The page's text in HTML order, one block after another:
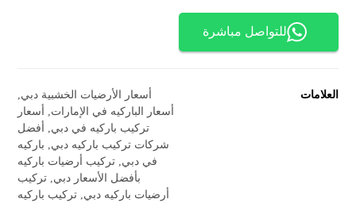
للتواصل مباشرة
العلامات أسعار الأرضيات الخشبية دبي
أسعار الباركيه في الإمارات
أسعار
تركيب باركيه في دبي
أفضل
شركات تركيب باركيه دبي
باركيه
في دبي تركيب أرضيات باركيه
بأفضل الأسعار دبي تركيب
أرضيات باركيه دبي تركيب باركيه